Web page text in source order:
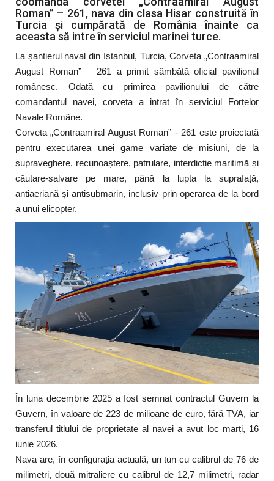
Roman” – 261, nava din clasa Hisar construită în
Turcia și cumpărată de România înainte ca
aceasta să intre în serviciul marinei turce.
La șantierul naval din Istanbul, Turcia, Corveta „Contraamiral
August Roman” – 261 a primit sâmbătă oficial pavilionul
românesc. Odată cu primirea pavilionului de către
comandantul navei, corveta a intrat în serviciul Forțelor
Navale Române.
Corveta „Contraamiral August Roman” - 261 este proiectată
pentru executarea unei game variate de misiuni, de la
supraveghere, recunoaștere, patrulare, interdicție maritimă și
căutare-salvare pe mare, până la lupta la suprafață,
antiaeriană și antisubmarin, inclusiv prin operarea de la bord
a unui elicopter.
În luna decembrie 2025 a fost semnat contractul Guvern la
Guvern, în valoare de 223 de milioane de euro, fără TVA, iar
transferul titlului de proprietate al navei a avut loc marți, 16
iunie 2026.
Nava are, în configurația actuală, un tun cu calibrul de 76 de
milimetri, două mitraliere cu calibrul de 12,7 milimetri, radar